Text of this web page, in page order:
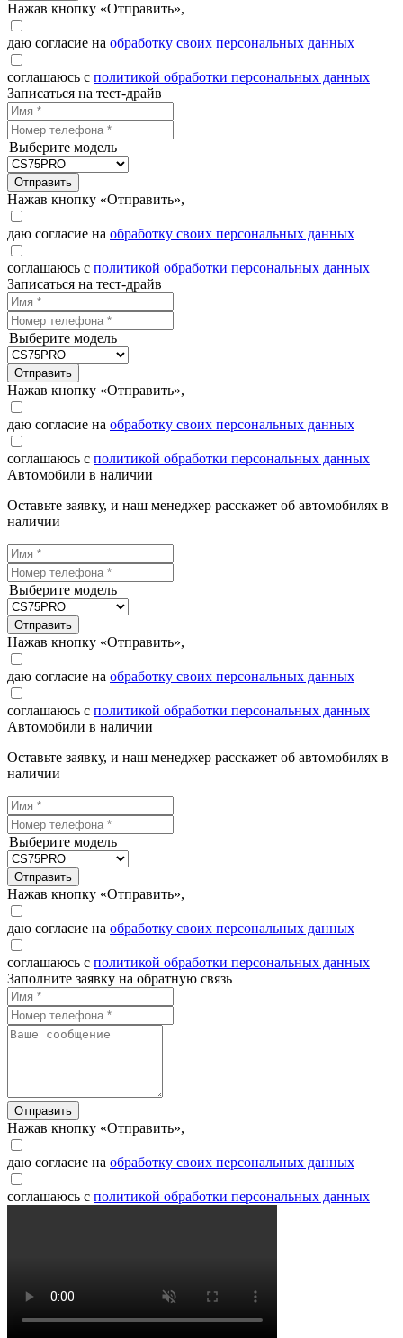
Нажав кнопку «Отправить»,
даю согласие на обработку своих персональных данных
соглашаюсь с политикой обработки персональных данных
Записаться на тест-драйв
Выберите модель
Отправить
Нажав кнопку «Отправить»,
даю согласие на обработку своих персональных данных
соглашаюсь с политикой обработки персональных данных
Записаться на тест-драйв
Выберите модель
Отправить
Нажав кнопку «Отправить»,
даю согласие на обработку своих персональных данных
соглашаюсь с политикой обработки персональных данных
Автомобили в наличии
Оставьте заявку, и наш менеджер расскажет об автомобилях в
наличии
Выберите модель
Отправить
Нажав кнопку «Отправить»,
даю согласие на обработку своих персональных данных
соглашаюсь с политикой обработки персональных данных
Автомобили в наличии
Оставьте заявку, и наш менеджер расскажет об автомобилях в
наличии
Выберите модель
Отправить
Нажав кнопку «Отправить»,
даю согласие на обработку своих персональных данных
соглашаюсь с политикой обработки персональных данных
Заполните заявку на обратную связь
Отправить
Нажав кнопку «Отправить»,
даю согласие на обработку своих персональных данных
соглашаюсь с политикой обработки персональных данных